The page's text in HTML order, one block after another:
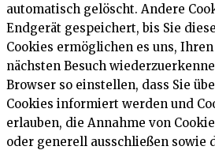
automatisch gelöscht. Andere
Endgerät gespeichert, bis Sie
Cookies ermöglichen es uns,
nächsten Besuch
Browser so einstellen, dass Sie
Cookies informiert werden und
erlauben, die Annahme von
oder generell ausschließen sowie